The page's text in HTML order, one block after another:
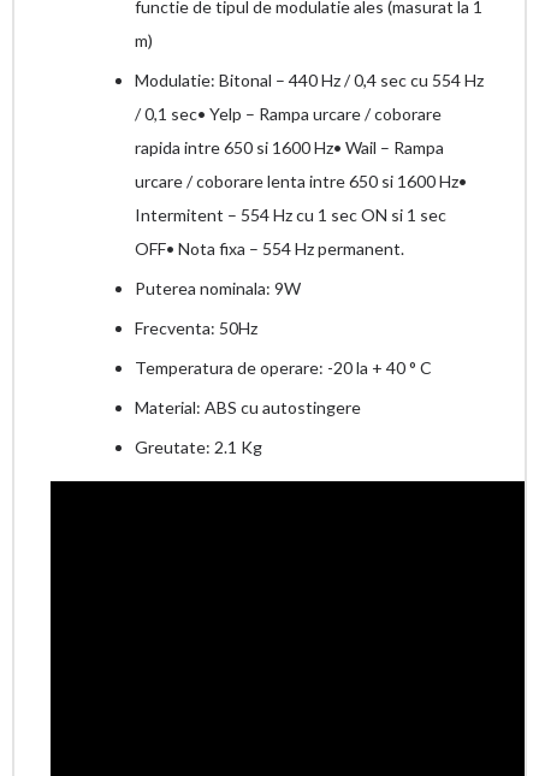
functie de tipul de modulatie ales (masurat la 1
m)
Modulatie: Bitonal – 440 Hz / 0,4 sec cu 554 Hz
/ 0,1 sec• Yelp – Rampa urcare / coborare
rapida intre 650 si 1600 Hz• Wail – Rampa
urcare / coborare lenta intre 650 si 1600 Hz•
Intermitent – 554 Hz cu 1 sec ON si 1 sec
OFF• Nota fixa – 554 Hz permanent.
Puterea nominala: 9W
Frecventa: 50Hz
Temperatura de operare: -20 la + 40 ° C
Material: ABS cu autostingere
Greutate: 2.1 Kg